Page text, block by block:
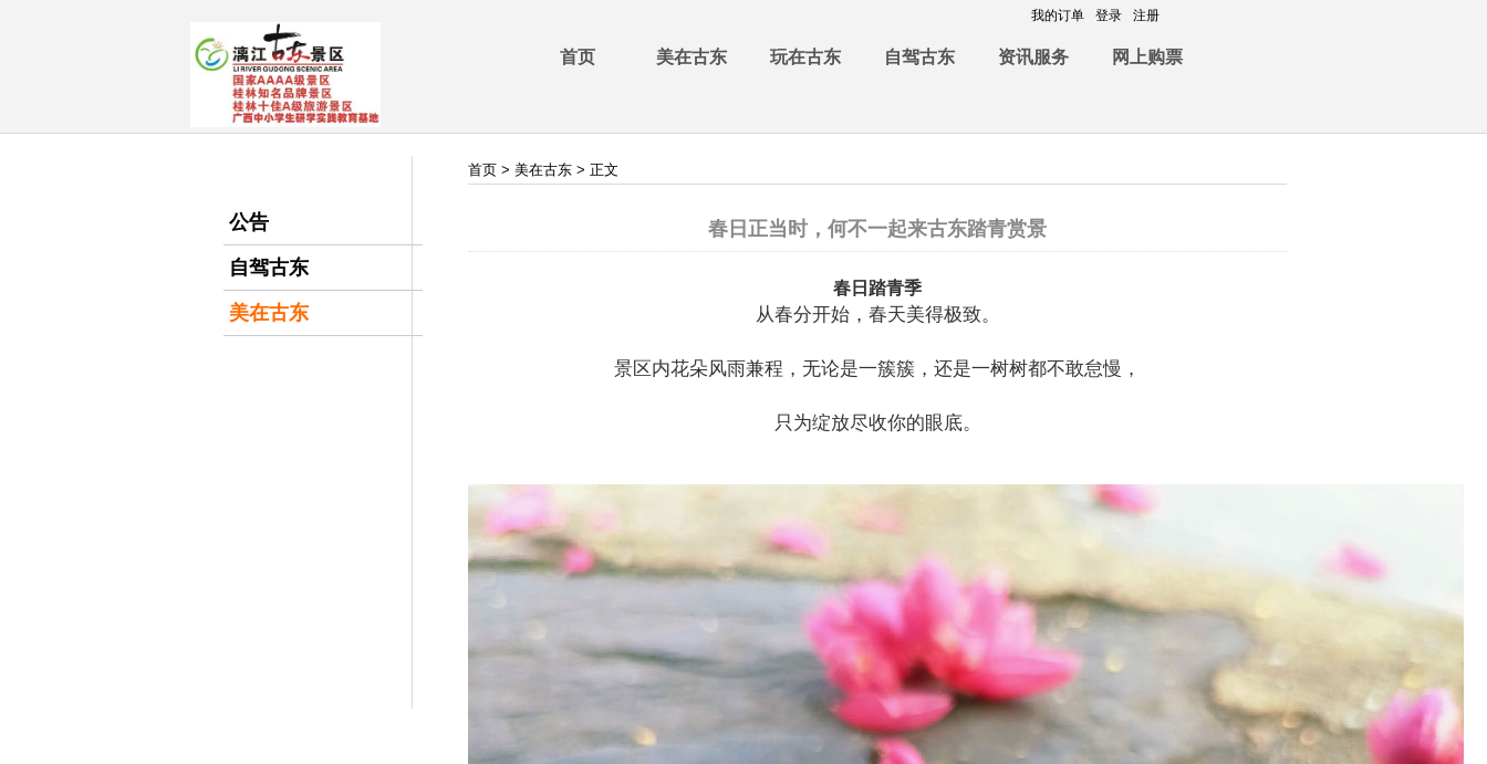
我的订单 登录 注册
首页 美在古东 玩在古东 自驾古东 资讯服务 网上购票
公告
自驾古东
美在古东
首页 > 美在古东 > 正文
春日正当时，何不一起来古东踏青赏景
春日踏青季
从春分开始，春天美得极致。
景区内花朵风雨兼程，无论是一簇簇，还是一树树都不敢怠慢，
只为绽放尽收你的眼底。